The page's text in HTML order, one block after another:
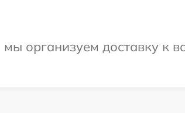
организуем доставку к